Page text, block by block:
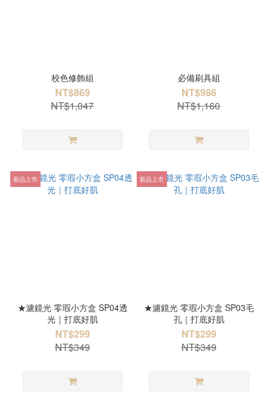
校色修飾組
NT$869
NT$1,047
必備刷具組
NT$986
NT$1,160
新品上市
★濾鏡光 零瑕小方盒 SP04透
光｜打底好肌
NT$299
NT$349
新品上市
★濾鏡光 零瑕小方盒 SP03毛
孔｜打底好肌
NT$299
NT$349